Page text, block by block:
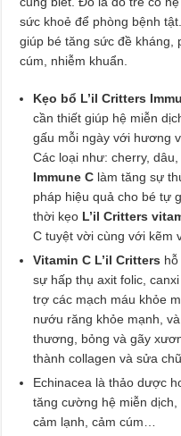
sức khoẻ để phòng bệnh tật.
giúp bé tăng sức đề kháng,
cúm, nhiễm khuẩn.
Kẹo bổ L’il Critters
cần thiết giúp hệ miễn
gấu mỗi ngày với hương
Các loại như: cherry,
Immune C làm tăng sự
pháp hiệu quả cho bé tự
thời kẹo L’il Critters
C tuyệt vời cùng với kẽm
Vitamin C L’il Critters
sự hấp thụ axit folic,
trợ các mạch máu khỏe
nướu răng khỏe mạnh,
thương, bỏng và gãy
thành collagen và sửa
Echinacea là thảo dược
tăng cường hệ miễn
cảm lạnh, cảm cúm…